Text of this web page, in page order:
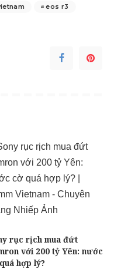
eos r3
rục rịch mua đứt
với 200 tỷ Yên: nước
hợp lý?